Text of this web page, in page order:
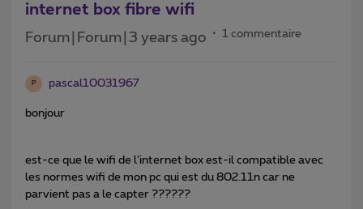
internet box fibre wifi
Forum|Forum|3 years ago 1 commentaire
P pascal10031967
bonjour
est-ce que le wifi de l’internet box est-il compatible avec
les normes wifi de mon pc qui est du 802.11n car ne
parvient pas a le capter ??????